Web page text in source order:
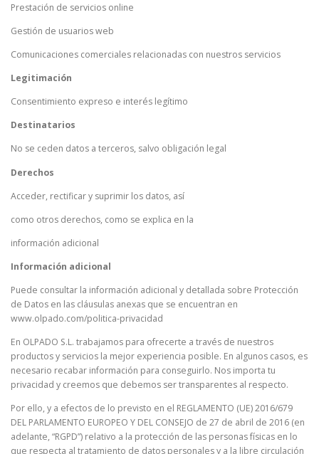
Prestación de servicios online
Gestión de usuarios web
Comunicaciones comerciales relacionadas con nuestros servicios
Legitimación
Consentimiento expreso e interés legítimo
Destinatarios
No se ceden datos a terceros, salvo obligación legal
Derechos
Acceder, rectificar y suprimir los datos, así
como otros derechos, como se explica en la
información adicional
Información adicional
Puede consultar la información adicional y detallada sobre Protección
de Datos en las cláusulas anexas que se encuentran en
www.olpado.com/politica-privacidad
En OLPADO S.L. trabajamos para ofrecerte a través de nuestros
productos y servicios la mejor experiencia posible. En algunos casos, es
necesario recabar información para conseguirlo. Nos importa tu
privacidad y creemos que debemos ser transparentes al respecto.
Por ello, y a efectos de lo previsto en el REGLAMENTO (UE) 2016/679
DEL PARLAMENTO EUROPEO Y DEL CONSEJO de 27 de abril de 2016 (en
adelante, “RGPD”) relativo a la protección de las personas físicas en lo
que respecta al tratamiento de datos personales y a la libre circulación